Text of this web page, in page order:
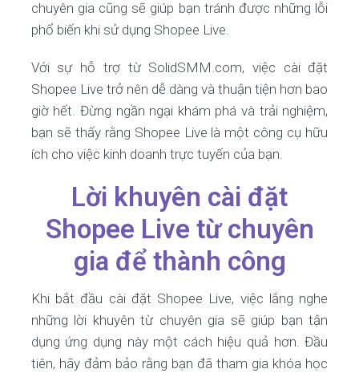
chuyên gia cũng sẽ giúp bạn tránh được những lỗi
phổ biến khi sử dụng Shopee Live.
Với sự hỗ trợ từ SolidSMM.com, việc cài đặt
Shopee Live trở nên dễ dàng và thuận tiện hơn bao
giờ hết. Đừng ngần ngại khám phá và trải nghiệm,
bạn sẽ thấy rằng Shopee Live là một công cụ hữu
ích cho việc kinh doanh trực tuyến của bạn.
Lời khuyên cài đặt
Shopee Live từ chuyên
gia để thành công
Khi bắt đầu cài đặt Shopee Live, việc lắng nghe
những lời khuyên từ chuyên gia sẽ giúp bạn tận
dụng ứng dụng này một cách hiệu quả hơn. Đầu
tiên, hãy đảm bảo rằng bạn đã tham gia khóa học